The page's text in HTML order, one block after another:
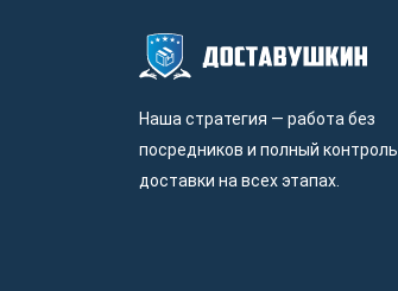
Наша стратегия — работа без
посредников и полный контроль
доставки на всех этапах.